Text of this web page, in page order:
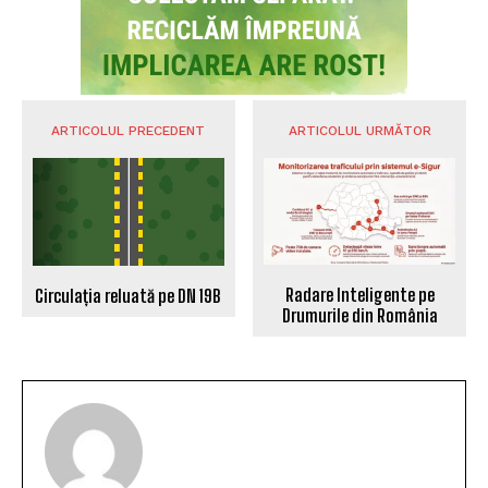
ARTICOLUL PRECEDENT
Circulația reluată pe DN 19B
ARTICOLUL URMĂTOR
Radare Inteligente pe
Drumurile din România